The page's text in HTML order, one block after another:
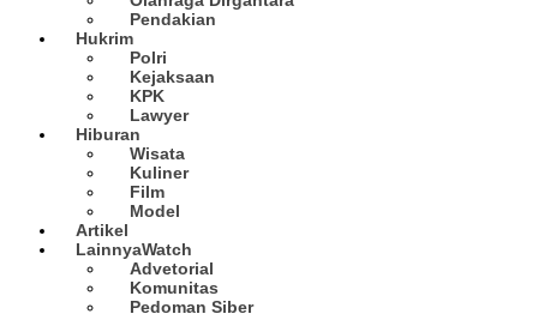
Pendakian
Hukrim
Polri
Kejaksaan
KPK
Lawyer
Hiburan
Wisata
Kuliner
Film
Model
Artikel
LainnyaWatch
Advetorial
Komunitas
Pedoman Siber